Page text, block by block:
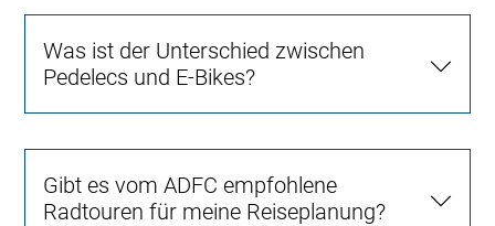
Was ist der Unterschied zwischen
Pedelecs und E-Bikes?
Gibt es vom ADFC empfohlene
Radtouren für meine Reiseplanung?